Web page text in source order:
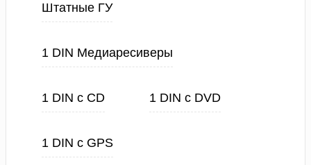
Штатные ГУ
1 DIN Медиаресиверы
1 DIN с CD 1 DIN с DVD
1 DIN с GPS